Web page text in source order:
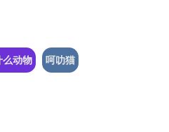
么动物 呵叻猫